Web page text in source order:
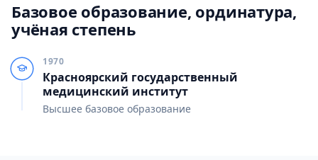
Базовое образование, ординатура,
учёная степень
1970
Красноярский государственный
медицинский институт
Высшее базовое образование